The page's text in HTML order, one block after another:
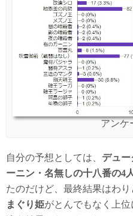
アンケ
自分の予想としては、 デュ
ーニン・名無しの十八番の4
たのだけど、最終結果はわ
まぐり姫がとんでもなく上